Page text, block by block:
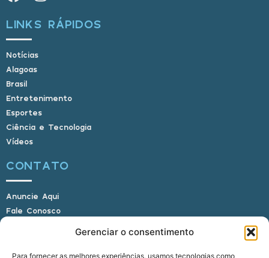
Gerenciar o consentimento
Para fornecer as melhores experiências, usamos tecnologias como
LINKS RÁPIDOS
Notícias
Alagoas
Brasil
Entretenimento
Esportes
Ciência e Tecnologia
Vídeos
CONTATO
Anuncie Aqui
Fale Conosco